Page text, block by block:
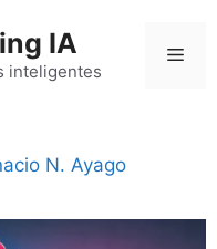
IA
inteligentes
N. Ayago